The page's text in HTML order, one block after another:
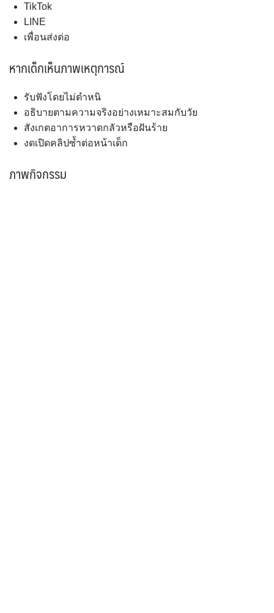
TikTok
LINE
เพื่อนส่งต่อ
หากเด็กเห็นภาพเหตุการณ์
รับฟังโดยไม่ตำหนิ
อธิบายตามความจริงอย่างเหมาะสมกับวัย
สังเกตอาการหวาดกลัวหรือฝันร้าย
งดเปิดคลิปซ้ำต่อหน้าเด็ก
ภาพกิจกรรม